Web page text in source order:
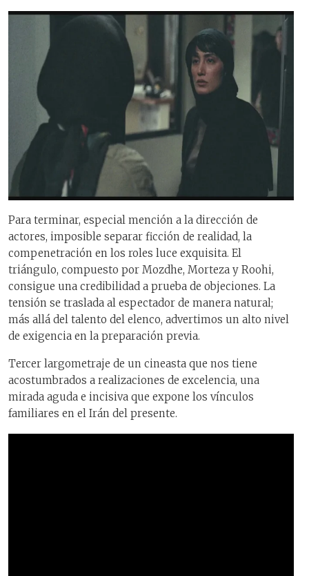
Para terminar, especial mención a la dirección de
actores, imposible separar ficción de realidad, la
compenetración en los roles luce exquisita. El
triángulo, compuesto por Mozdhe, Morteza y Roohi,
consigue una credibilidad a prueba de objeciones. La
tensión se traslada al espectador de manera natural;
más allá del talento del elenco, advertimos un alto nivel
de exigencia en la preparación previa.
Tercer largometraje de un cineasta que nos tiene
acostumbrados a realizaciones de excelencia, una
mirada aguda e incisiva que expone los vínculos
familiares en el Irán del presente.